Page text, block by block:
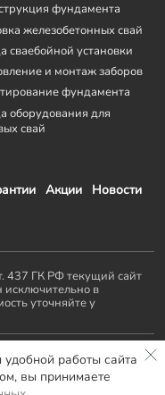
Акции
Новости
фундамента
железобетонных свай
сваебойной установки
и монтаж заборов
фундамента
оборудования для
свай
437 ГК РФ текущий сайт
исключительно в
уточняйте у
Террасы
работы сайта
вы принимаете